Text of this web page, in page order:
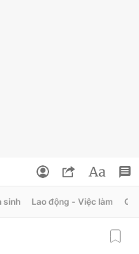
sinh Lao động - Việc làm